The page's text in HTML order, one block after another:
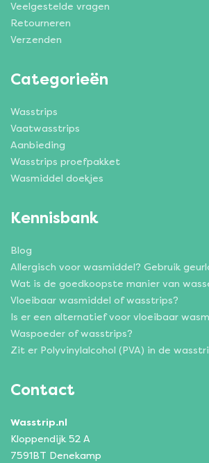
Veelgestelde vragen
Retourneren
Verzenden
Categorieën
Wasstrips
Vaatwasstrips
Aanbieding
Wasstrips proefpakket
Wasmiddel doekjes
Kennisbank
Blog
Allergisch voor wasmiddel? Gebruik
Wat is de goedkoopste manier van
Vloeibaar wasmiddel of wasstrips?
Is er een alternatief voor vloeibaar
Waspoeder of wasstrips?
Zit er Polyvinylalcohol (PVA) in de
Contact
Wasstrip.nl
Kloppendijk 52 A
7591BT Denekamp